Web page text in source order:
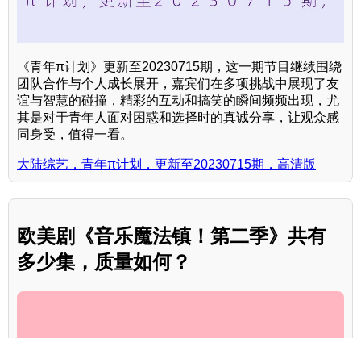
《青年π计划》更新至20230715期，这一期节目继续围绕
团队合作与个人成长展开，嘉宾们在多项挑战中展现了友
谊与智慧的碰撞，精彩的互动和搞笑的瞬间频频出现，尤
其是对于青年人面对困惑和选择时的真诚分享，让观众感
同身受，值得一看。
大陆综艺，青年π计划，更新至20230715期，高清版
欧美剧《音乐魔法镇！第二季》共有
多少集，质量如何？